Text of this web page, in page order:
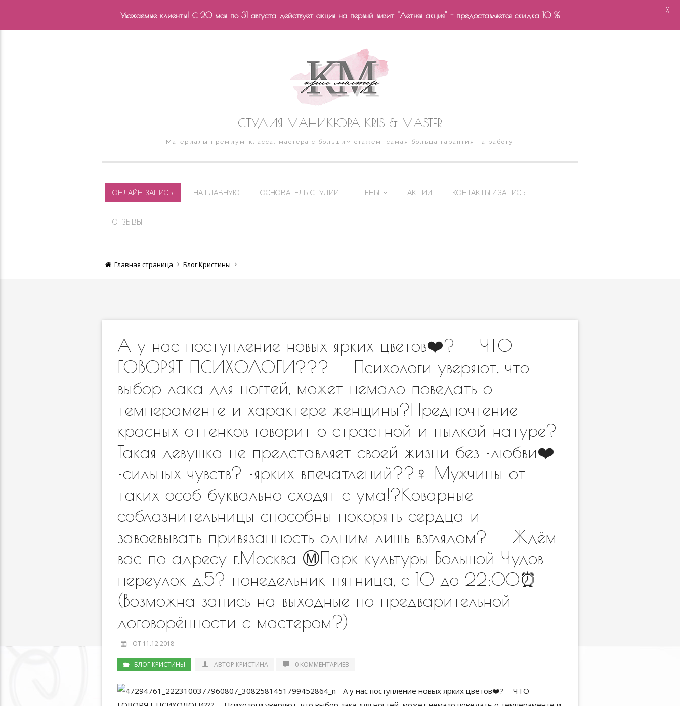
СТУДИЯ МАНИКЮРА KRIS & MASTER
Материалы премиум-класса, мастера с большим стажем, самая больша гарантия на работу
ОНЛАЙН-ЗАПИСЬ НА ГЛАВНУЮ ОСНОВАТЕЛЬ СТУДИИ ЦЕНЫ АКЦИИ КОНТАКТЫ / ЗАПИСЬ
ОТЗЫВЫ
Главная страница Блог Кристины
А у нас поступление новых ярких цветов❤️? ⠀ ЧТО
ГОВОРЯТ ПСИХОЛОГИ??? ⠀ Психологи уверяют, что
выбор лака для ногтей, может немало поведать о
темпераменте и характере женщины?Предпочтение
красных оттенков говорит о страстной и пылкой натуре?
Такая девушка не представляет своей жизни без •любви❤️
•сильных чувств? •ярких впечатлений??‍♀️ Мужчины от
таких особ буквально сходят с ума!?Коварные
соблазнительницы способны покорять сердца и
завоевывать привязанность одним лишь взглядом? ⠀ Ждём
вас по адресу г.Москва Ⓜ️Парк культуры Большой Чудов
переулок д.5? понедельник-пятница, с 10 до 22:00⏰
(Возможна запись на выходные по предварительной
договорённости с мастером?)
ОТ 11.12.2018
БЛОГ КРИСТИНЫ АВТОР КРИСТИНА 0 КОММЕНТАРИЕВ
Уважаемые клиенты! С 20 мая по 31 августа действует акция на первый визит "Летняя акция" - предоставляется скидка 10 %
X